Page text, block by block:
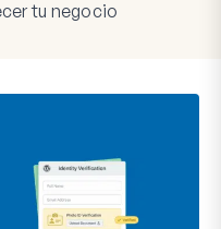
tu negocio